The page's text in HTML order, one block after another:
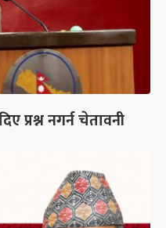
प्रश्न नगर्न चेतावनी